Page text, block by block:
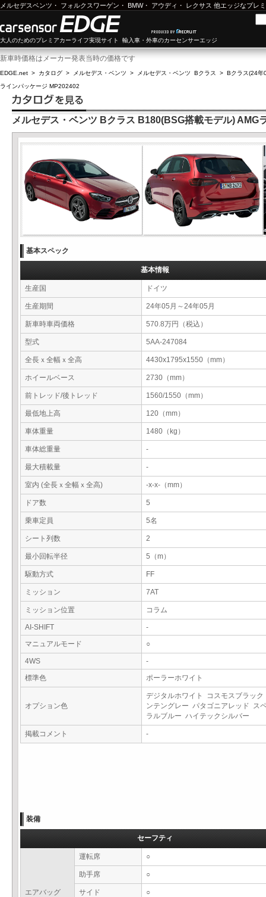
メルセデスベンツ ・ フォルクスワーゲン ・ BMW・ アウディ ・ レクサス 他エッジなプレ
大人のためのプレミアカーライフ実現サイト 輸入車・外車のカーセンサーエッジ
新車時価格はメーカー発表当時の価格です
EDGE.net > カタログ > メルセデス・ベンツ > メルセデス・ベンツ Bクラス > Bクラス(24年
ラインパッケージ MP202402
メルセデス・ベンツ Bクラス B180(BSG搭載モデル) AMG
基本スペック
基本情報
生産国 ドイツ
生産期間 24年05月～24年05月
新車時車両価格 570.8万円（税込）
型式 5AA-247084
全長ｘ全幅ｘ全高 4430x1795x1550（mm）
ホイールベース 2730（mm）
前トレッド/後トレッド 1560/1550（mm）
最低地上高 120（mm）
車体重量 1480（kg）
車体総重量 -
最大積載量 -
室内 (全長ｘ全幅ｘ全高) -x-x-（mm）
ドア数 5
乗車定員 5名
シート列数 2
最小回転半径 5（m）
駆動方式 FF
ミッション 7AT
ミッション位置 コラム
AI-SHIFT
-
マニュアルモード
○
4WS
-
標準色
ポーラーホワイト
オプション色
デジタルホワイト コスモスブラッ
ンテングレー パタゴニアレッド ス
ラルブルー ハイテックシルバー
掲載コメント -
装備
セーフティ
エアバッグ
運転席 ○
助手席 ○
サイド ○